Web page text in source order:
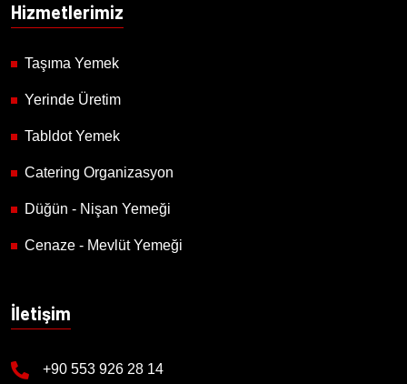
Hizmetlerimiz
Taşıma Yemek
Yerinde Üretim
Tabldot Yemek
Catering Organizasyon
Düğün - Nişan Yemeği
Cenaze - Mevlüt Yemeği
İletişim
+90 553 926 28 14